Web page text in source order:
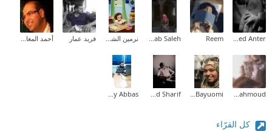
Ahmed Mohammed Anter
Reem
Rehab Saleh نرمين الشامى فريد عمار أحمد المغازي
Amira Mahmoud
Aya M Bayuomi
Mohamed Khaled Sharif
Nabawy Abbas
كل القرّاء